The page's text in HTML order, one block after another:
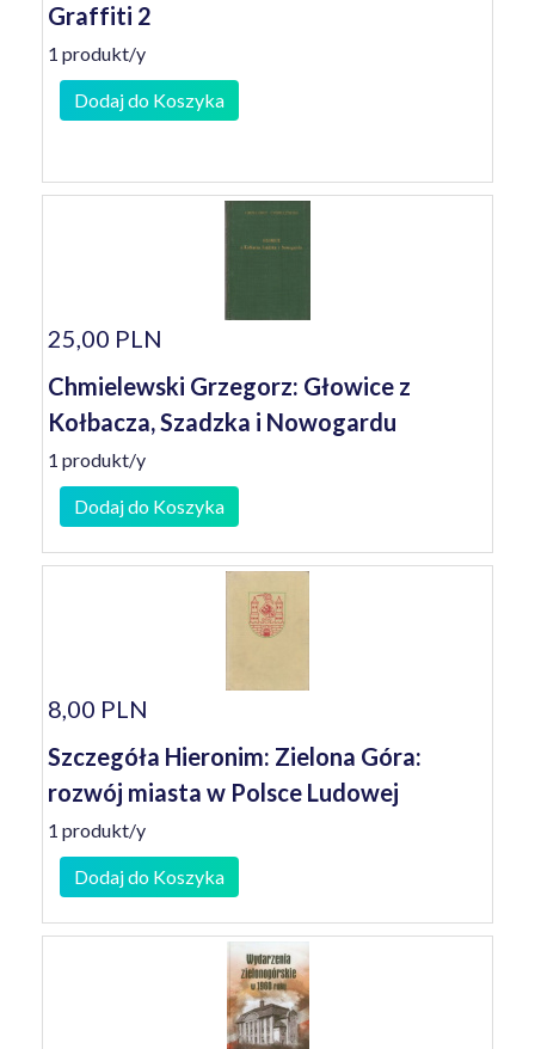
Graffiti 2
1 produkt/y
Dodaj do Koszyka
25,00 PLN
Chmielewski Grzegorz: Głowice z
Kołbacza, Szadzka i Nowogardu
1 produkt/y
Dodaj do Koszyka
8,00 PLN
Szczegóła Hieronim: Zielona Góra:
rozwój miasta w Polsce Ludowej
1 produkt/y
Dodaj do Koszyka